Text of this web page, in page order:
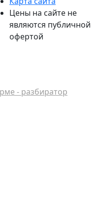
Цены на сайте не
являются публичной
офертой
- разбиратор